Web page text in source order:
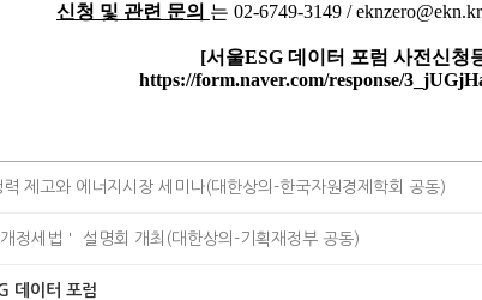
신청 및 관련 문의 는 02-6749-3149 /
[서울ESG 데이터 포럼 사전신청
https://form.naver.com/response/
력 제고와 에너지시장 세미나(대한상의-한국자원경제학회 공동)
정세법＇ 설명회 개최(대한상의-기획재정부 공동)
데이터 포럼